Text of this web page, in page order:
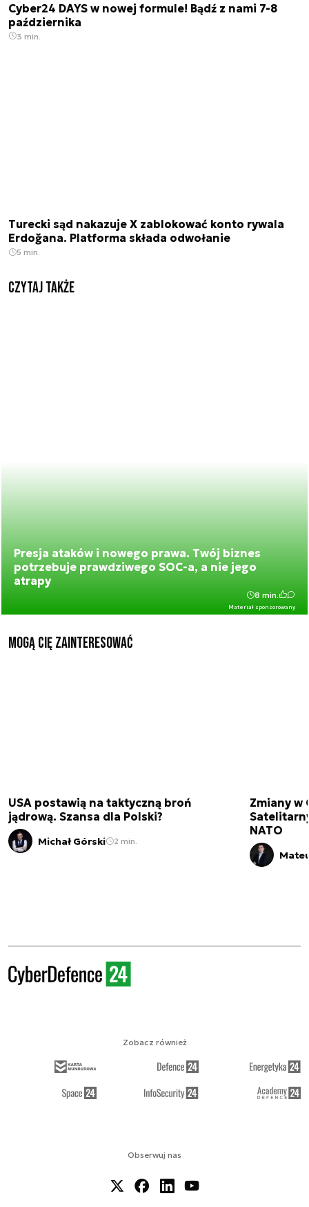
Cyber24 DAYS w nowej formule! Bądź z nami 7-8
października
3 min.
Turecki sąd nakazuje X zablokować konto rywala
Erdoğana. Platforma składa odwołanie
5 min.
Czytaj także
Presja ataków i nowego prawa. Twój biznes
potrzebuje prawdziwego SOC-a, a nie jego
atrapy
Materiał sponsorowany
8 min.
Mogą Cię zainteresować
USA postawią na taktyczną broń
jądrową. Szansa dla Polski?
Michał Górski 2 min.
Zmiany w
NATO
Obserwuj nas
Zobacz również